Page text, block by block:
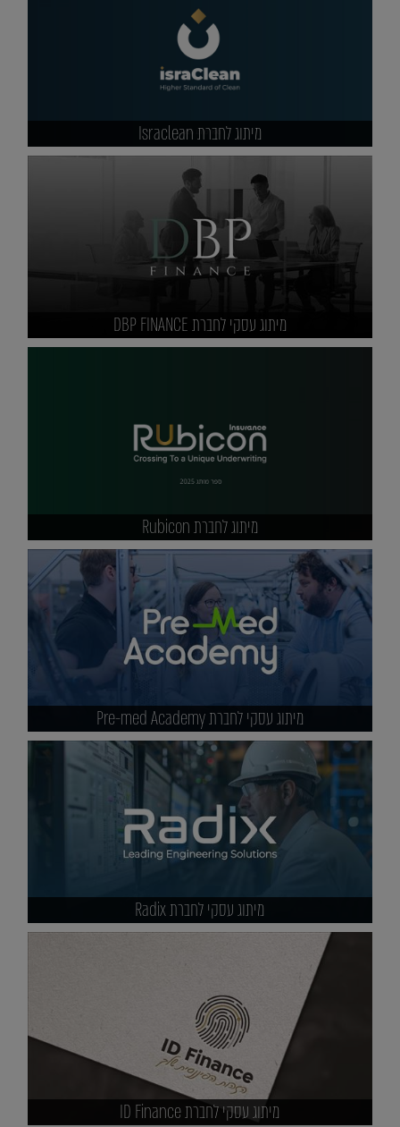
מיתוג לחברת Israclean
מיתוג עסקי לחברת DBP FINANCE
מיתוג לחברת Rubicon
מיתוג עסקי לחברת Pre-med Academy
מיתוג עסקי לחברת Radix
מיתוג עסקי לחברת ID Finance